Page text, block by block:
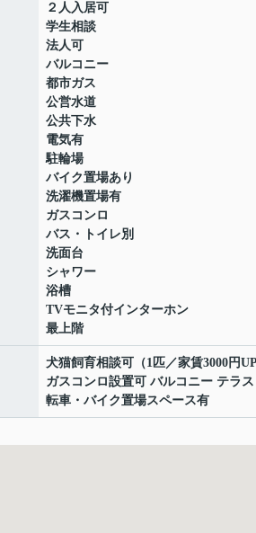
２人入居可
学生相談
法人可
バルコニー
都市ガス
公営水道
公共下水
電気有
駐輪場
バイク置場あり
洗濯機置場有
ガスコンロ
バス・トイレ別
洗面台
シャワー
浴槽
TVモニタ付インターホン
最上階
犬猫飼育相談可（1匹／家賃3000円
ガスコンロ設置可 バルコニー テラス
転車・バイク置場スペース有